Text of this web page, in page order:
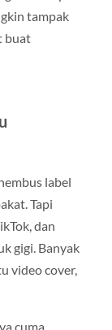
tampak
buat
label
Tapi
dan
gigi. Banyak
video cover,
cuma